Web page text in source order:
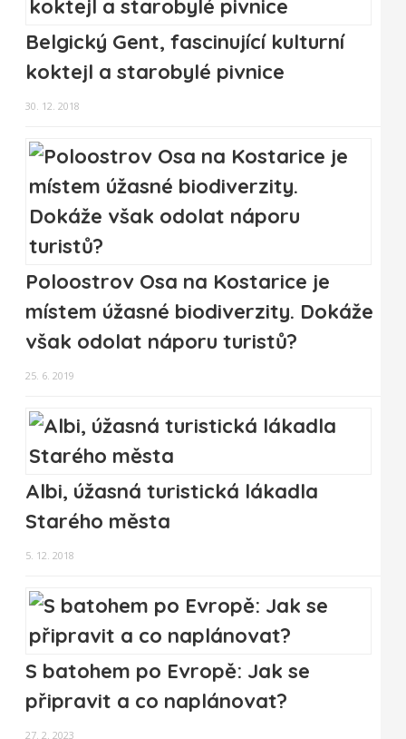
Belgický Gent, fascinující kulturní
koktejl a starobylé pivnice
30. 12. 2018
Poloostrov Osa na Kostarice je
místem úžasné biodiverzity. Dokáže
však odolat náporu turistů?
25. 6. 2019
Albi, úžasná turistická lákadla
Starého města
5. 12. 2018
S batohem po Evropě: Jak se
připravit a co naplánovat?
27. 2. 2023